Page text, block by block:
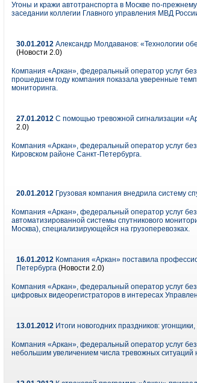
Угоны и кражи автотранспорта в Москве по-
заседании коллегии Главного управления МВД
30.01.2012 Александр Молдаванов: «Технологии
(Новости 2.0)
Компания «Аркан», федеральный оператор услуг
прошедшем году компания показала уверенные
мониторинга.
27.01.2012 С помощью тревожной сигнализации
2.0)
Компания «Аркан», федеральный оператор услуг
Кировском районе Санкт-Петербурга.
20.01.2012 Грузовая компания внедрила систему
Компания «Аркан», федеральный оператор услуг
автоматизированной системы спутникового
Москва), специализирующейся на грузоперевозках.
16.01.2012 Компания «Аркан» поставила
Петербурга (Новости 2.0)
Компания «Аркан», федеральный оператор услуг
цифровых видеорегистраторов в интересах
13.01.2012 Итоги новогодних праздников:
Компания «Аркан», федеральный оператор услуг
небольшим увеличением числа тревожных ситуаций